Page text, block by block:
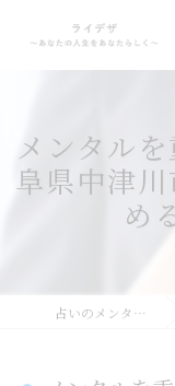
メンタル
阜県中津
め
占いのメンタルサポートならライデザ